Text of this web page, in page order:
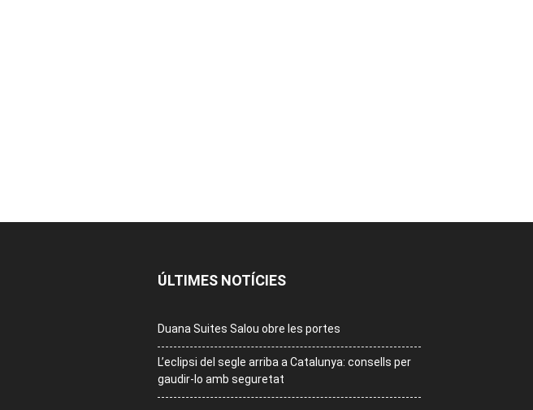
ÚLTIMES NOTÍCIES
Duana Suites Salou obre les portes
L’eclipsi del segle arriba a Catalunya: consells per
gaudir-lo amb seguretat